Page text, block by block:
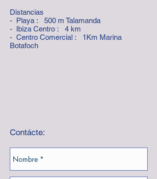
Distancias
- Playa : 500 m Talamanda
- Ibiza Centro : 4 km
- Centro Comercial : 1Km Marina
Botafoch
Contácte: